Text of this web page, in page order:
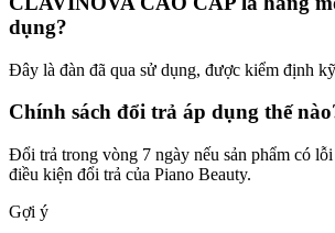
dụng?
Đây là đàn đã qua sử dụng, được kiểm định
Chính sách đổi trả áp dụng thế
Đổi trả trong vòng 7 ngày nếu sản phẩm có
điều kiện đổi trả của Piano Beauty.
Gợi ý